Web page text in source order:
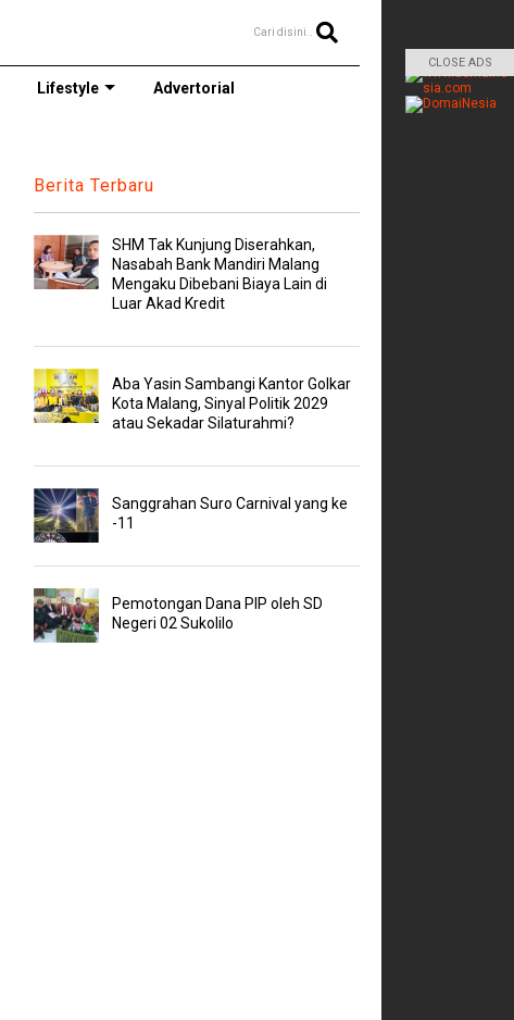
Cari disini..
Lifestyle Advertorial
Berita Terbaru
SHM Tak Kunjung Diserahkan,
Nasabah Bank Mandiri Malang
Mengaku Dibebani Biaya Lain di
Luar Akad Kredit
Aba Yasin Sambangi Kantor Golkar
Kota Malang, Sinyal Politik 2029
atau Sekadar Silaturahmi?
Sanggrahan Suro Carnival yang ke
-11
Pemotongan Dana PIP oleh SD
Negeri 02 Sukolilo
CLOSE ADS